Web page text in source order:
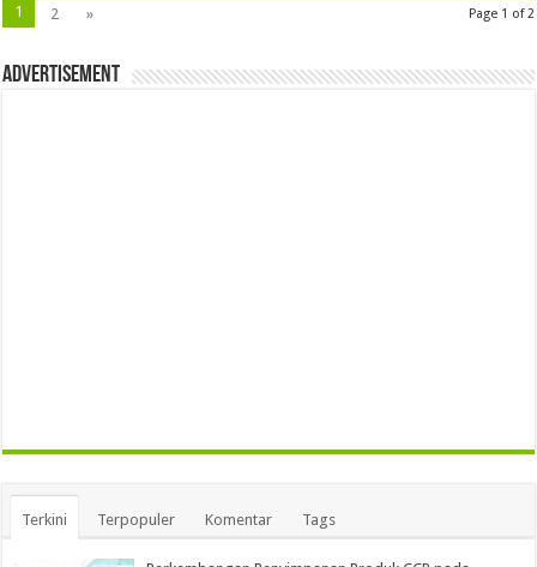
Page 1 of 2
1 2 »
Advertisement
Terkini Terpopuler Komentar Tags